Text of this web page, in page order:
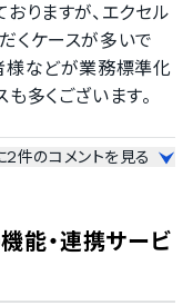
りますが、エクセル
くケースが多いで
様などが業務標準化
多くございます。
印象に残った評価
神的な負担を手助け
す。
2件のコメントを見る
能・連携サービ